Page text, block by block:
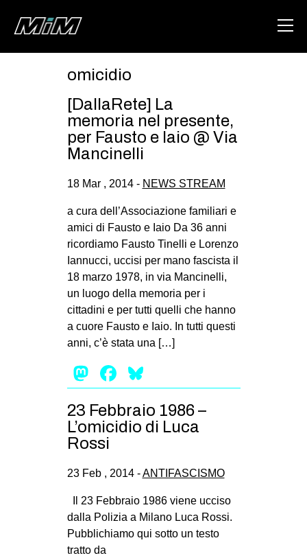
ABOUT
AREA
CSOA LAMBRETTA
MSM
STUDENTI TSUNAMI
MILANO
MOBILITAZIONI
SPORT POPOLARE
MOVIMENTI
GENERI
MIGRAZIONI
omicidio
[DallaRete] La
memoria nel presente,
per Fausto e Iaio @ Via
Mancinelli
18 Mar , 2014 - NEWS STREAM
a cura dell’Associazione familiari e
amici di Fausto e Iaio Da 36 anni
ricordiamo Fausto Tinelli e Lorenzo
Iannucci, uccisi per mano fascista il
18 marzo 1978, in via Mancinelli,
un luogo della memoria per i
cittadini e per tutti quelli che hanno
a cuore Fausto e Iaio. In tutti questi
anni, c’è stata una […]
Mastodon
Facebook
23 Febbraio 1986 –
L’omicidio di Luca
Rossi
23 Feb , 2014 -ANTIFASCISMO
Il 23 Febbraio 1986 viene ucciso
dalla Polizia a Milano Luca Rossi.
Pubblichiamo qui sotto un testo
tratto da